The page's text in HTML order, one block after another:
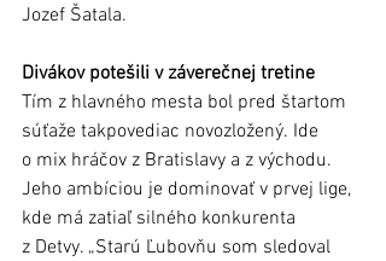
Jozef Šatala.
Divákov potešili v záverečnej tretine
Tím z hlavného mesta bol pred štartom
súťaže takpovediac novozložený. Ide
o mix hráčov z Bratislavy a z východu.
Jeho ambíciou je dominovať v prvej lige,
kde má zatiaľ silného konkurenta
z Detvy. „Starú Ľubovňu som sledoval